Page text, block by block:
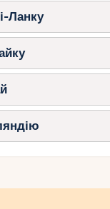
Ланку